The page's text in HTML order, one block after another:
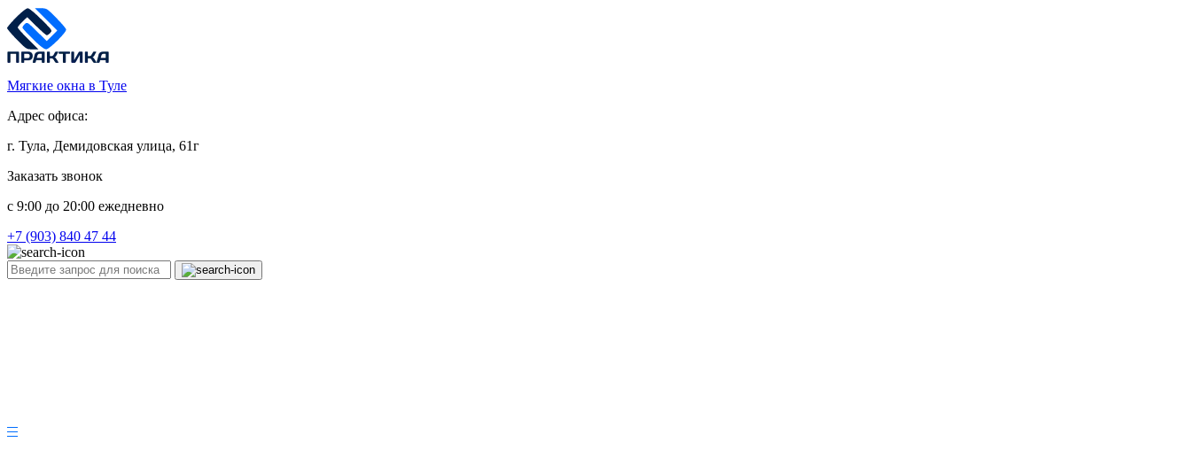
Мягкие окна в Туле
Адрес офиса:
г. Тула, Демидовская улица, 61г
Заказать звонок
c 9:00 до 20:00 ежедневно
+7 (903) 840 47 44